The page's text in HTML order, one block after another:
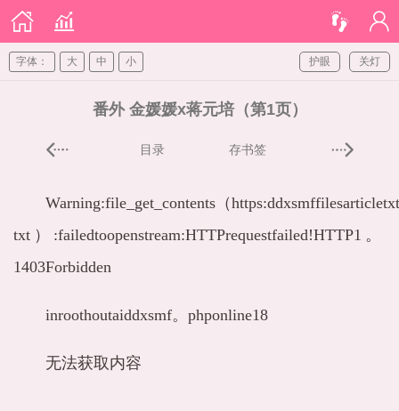
关灯
护眼
字体： 大 中 小
番外 金媛媛x蒋元培（第1页）
目录 存书签
Warning:file_get_contents（
txt）:failedtoopenstream:HTTPrequestfailed!HTTP1。
1403Forbidden
inroothoutaiddxsmf。phponline18
无法获取内容